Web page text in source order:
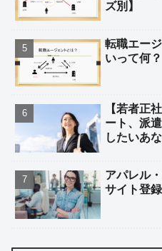
ズ別】
転職エー
いって何？
【若者正
ート、派
したいあ
アパレル
サイト登